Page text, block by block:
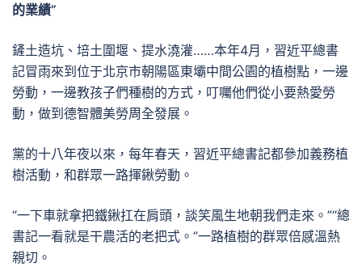
的業績”
鏟土造坑、培土圍堰、提水澆灌……本年4月，習近平總書
記冒雨來到位于北京市朝陽區東壩中間公園的植樹點，一邊
勞動，一邊教孩子們種樹的方式，叮囑他們從小要熱愛勞
動，做到德智體美勞周全發展。
黨的十八年夜以來，每年春天，習近平總書記都參加義務植
樹活動，和群眾一路揮鍬勞動。
“一下車就拿把鐵鍬扛在肩頭，談笑風生地朝我們走來。”“總
書記一看就是干農活的老把式。”一路植樹的群眾倍感溫熱
親切。